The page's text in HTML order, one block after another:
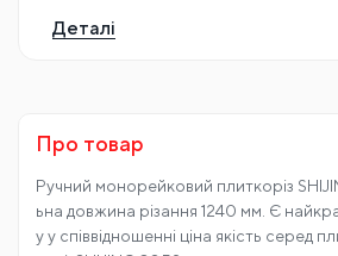
Деталі
Про товар
Ручний монорейковий плиткоріз
ьна довжина різання 1240 мм. Є
у у співвідношенні ціна якість серед